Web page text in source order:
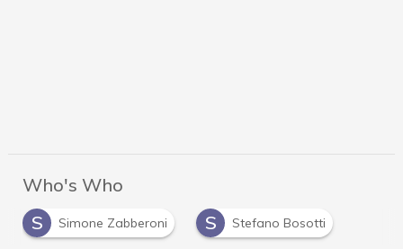
Who's Who
S
Simone Zabberoni S Stefano Bosotti